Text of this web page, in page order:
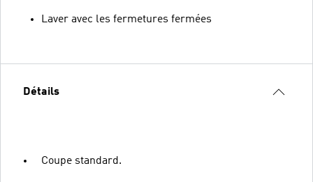
Laver avec les fermetures fermées
Détails
Coupe standard.